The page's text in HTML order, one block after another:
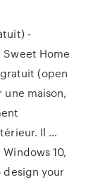
-
Sweet Home
(open
maison,
Il …
10,
design your